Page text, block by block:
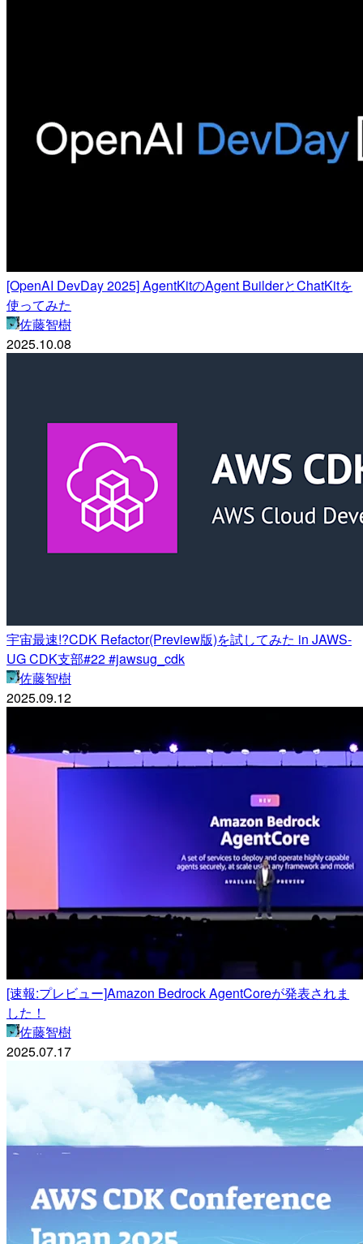
[OpenAI DevDay 2025] AgentKitのAgent BuilderとChatKitを
使ってみた
佐藤智樹
2025.10.08
宇宙最速!?CDK Refactor(Preview版)を試してみた in JAWS-
UG CDK支部#22 #jawsug_cdk
佐藤智樹
2025.09.12
[速報:プレビュー]Amazon Bedrock AgentCoreが発表されま
した！
佐藤智樹
2025.07.17